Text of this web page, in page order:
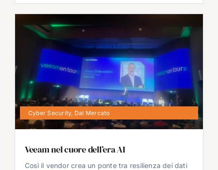
Cyber Security, Dal Mercato
Veeam nel cuore dell’era AI
Così il vendor crea un ponte tra resilienza dei dati